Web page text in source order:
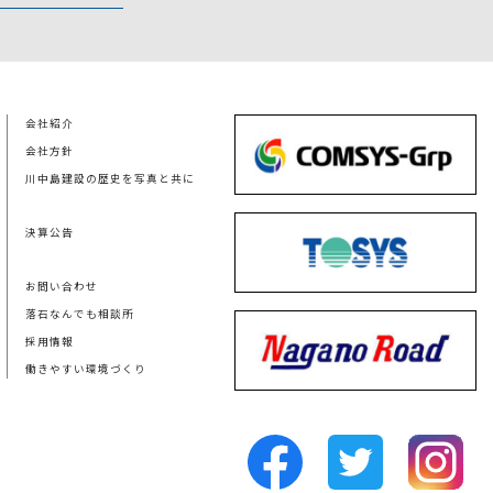
会社紹介
会社方針
川中島建設の歴史を写真と共に
決算公告
お問い合わせ
落石なんでも相談所
採用情報
働きやすい環境づくり